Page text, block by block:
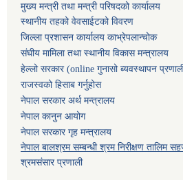
मुख्य मन्त्री तथा मन्त्री परिषदको कार्यालय
स्थानीय तहको वेवसाईटको विवरण
जिल्ला प्रशासन कार्यालय काभ्रेपलान्चोक
संघीय मामिला तथा स्थानीय विकास मन्त्रालय
हेल्लो सरकार (online गुनासो ब्यवस्थापन
राजस्वको हिसाब गर्नुहोस
नेपाल सरकार अर्थ मन्त्रालय
नेपाल कानुन आयोग
नेपाल सरकार गृह मन्त्रालय
नेपाल बालश्रम सम्बन्धी श्रम निरीक्षण तालिम
श्रमसंसार प्रणाली